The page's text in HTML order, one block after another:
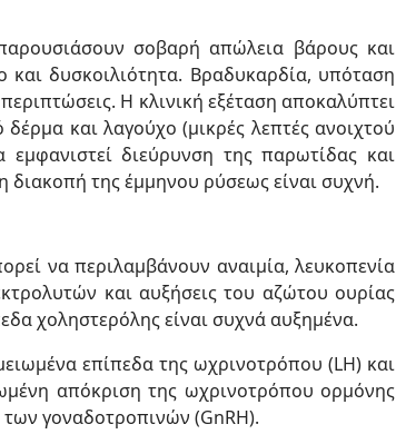
σοβαρή απώλεια βάρους και
δυσκοιλιότητα. Βραδυκαρδία, υπόταση
Η κλινική εξέταση αποκαλύπτει
και λαγούχο (μικρές λεπτές ανοιχτού
διεύρυνση της παρωτίδας και
διακοπή της έμμηνου ρύσεως είναι συχνή.
να περιλαμβάνουν αναιμία, λευκοπενία
και αυξήσεις του αζώτου ουρίας
χοληστερόλης είναι συχνά αυξημένα.
επίπεδα της ωχρινοτρόπου (LH) και
απόκριση της ωχρινοτρόπου ορμόνης
γοναδοτροπινών (GnRH).